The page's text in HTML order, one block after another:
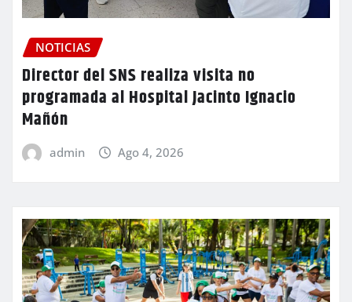
NOTICIAS
Director del SNS realiza visita no
programada al Hospital Jacinto Ignacio
Mañón
admin Ago 4, 2026